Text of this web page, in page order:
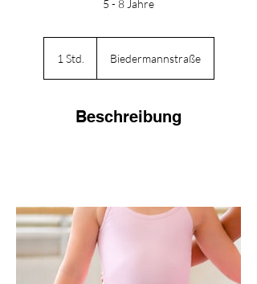
5 - 8 Jahre
1 Std. Biedermannstraße
Beschreibung